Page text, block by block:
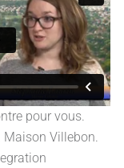
pour vous.
Maison Villebon.